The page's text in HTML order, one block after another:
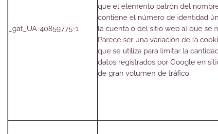
_gat_UA-40859775-1
que el elemento patrón del
contiene el número de identidad
la cuenta o del sitio web al que se
Parece ser una variación de la
que se utiliza para limitar la
datos registrados por Google en
de gran volumen de tráfico.